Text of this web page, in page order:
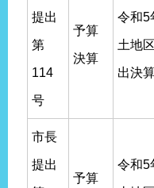
提出
第
114
号
予算
決算
令和5
土地
出決
市長
提出
予算
令和5